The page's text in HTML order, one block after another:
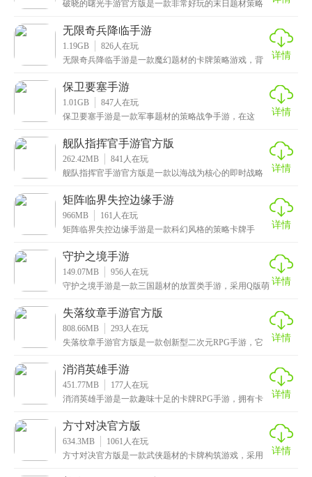
破晓的曙光手游官方版是一款非常好玩的末日题材策略
来休
无限奇兵降临手游
1.19GB 826人在玩
无限奇兵降临手游是一款魔幻题材的卡牌策略游戏，背
人、魔
详情
保卫要塞手游
1.01GB 847人在玩
保卫要塞手游是一款军事题材的策略战争手游，在这
硝烟四
详情
舰队指挥官手游官方版
262.42MB 841 人在玩
舰队指挥官手游官方版是一款以海战为核心的即时战略
音乐
详情
矩阵临界失控边缘手游
966MB 161 人在玩
矩阵临界失控边缘手游是一款科幻风格的策略卡牌手
恢弘
详情
守护之境手游
149.07MB 956人在玩
守护之境手游是一款三国题材的放置类手游，采用Q版萌
布
详情
失落纹章手游官方版
808.66MB 293人在玩
失落纹章手游官方版是一款创新型二次元RPG手游，它
戏
详情
消消英雄手游
451.77MB 177人在玩
消消英雄手游是一款趣味十足的卡牌RPG手游，拥有卡
给
详情
方寸对决官方版
634.3MB 1061 人在玩
方寸对决官方版是一款武侠题材的卡牌构筑游戏，采用
详情